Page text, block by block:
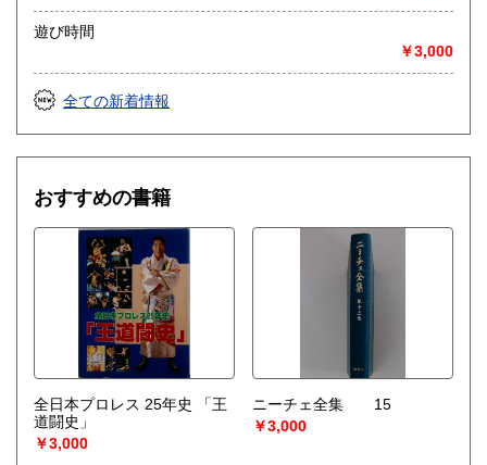
遊び時間
￥3,000
全ての新着情報
おすすめの書籍
全日本プロレス 25年史 「王
道闘史」
￥3,000
ニーチェ全集 15
￥3,000